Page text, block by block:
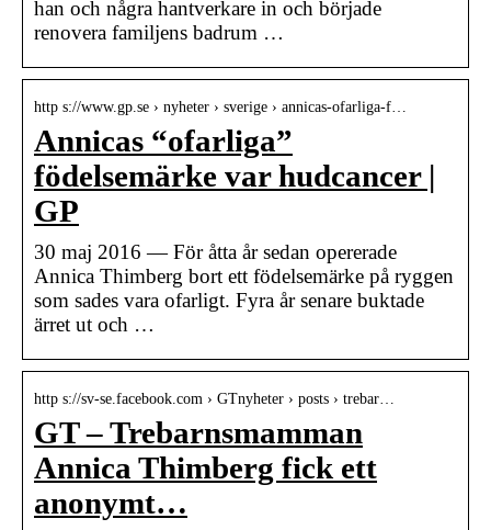
han och några hantverkare in och började
renovera familjens badrum …
http s://www.gp.se › nyheter › sverige › annicas-ofarliga-f…
Annicas “ofarliga”
födelsemärke var hudcancer |
GP
30 maj 2016 — För åtta år sedan opererade
Annica Thimberg bort ett födelsemärke på ryggen
som sades vara ofarligt. Fyra år senare buktade
ärret ut och …
http s://sv-se.facebook.com › GTnyheter › posts › trebar…
GT – Trebarnsmamman
Annica Thimberg fick ett
anonymt…